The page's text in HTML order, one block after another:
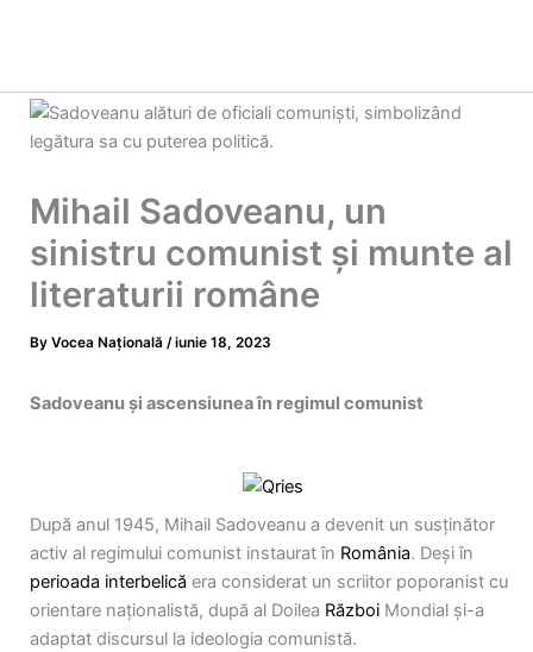
Mihail Sadoveanu, un
sinistru comunist şi munte al
literaturii române
By Vocea Națională /iunie 18, 2023
Sadoveanu și ascensiunea în regimul comunist
După anul 1945, Mihail Sadoveanu a devenit un susținător
activ al regimului comunist instaurat în România. Deși în
perioada interbelică era considerat un scriitor poporanist cu
orientare naționalistă, după al Doilea Război Mondial și-a
adaptat discursul la ideologia comunistă.